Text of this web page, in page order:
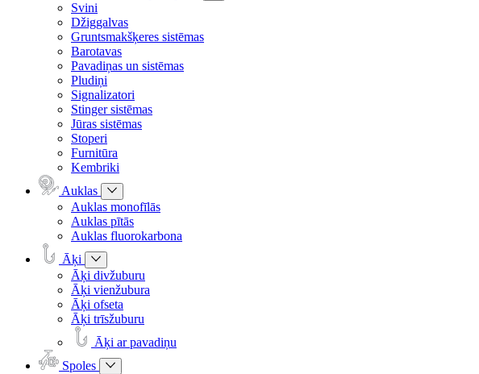
Svini
Džiggalvas
Gruntsmakšķeres sistēmas
Barotavas
Pavadiņas un sistēmas
Pludiņi
Signalizatori
Stinger sistēmas
Jūras sistēmas
Stoperi
Furnitūra
Kembriki
Auklas
Auklas monofīlās
Auklas pītās
Auklas fluorokarbona
Āķi
Āķi divžuburu
Āķi vienžubura
Āķi ofseta
Āķi trīsžuburu
Āķi ar pavadiņu
Spoles